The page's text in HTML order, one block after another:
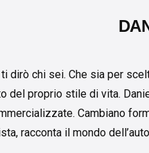
dirò chi sei. Che sia per
del proprio stile di vita.
Cambiano
racconta il mondo